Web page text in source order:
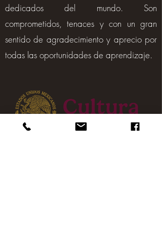
dedicados del mundo. Son
comprometidos, tenaces y con un gran
sentido de agradecimiento y aprecio por
todas las oportunidades de aprendizaje.